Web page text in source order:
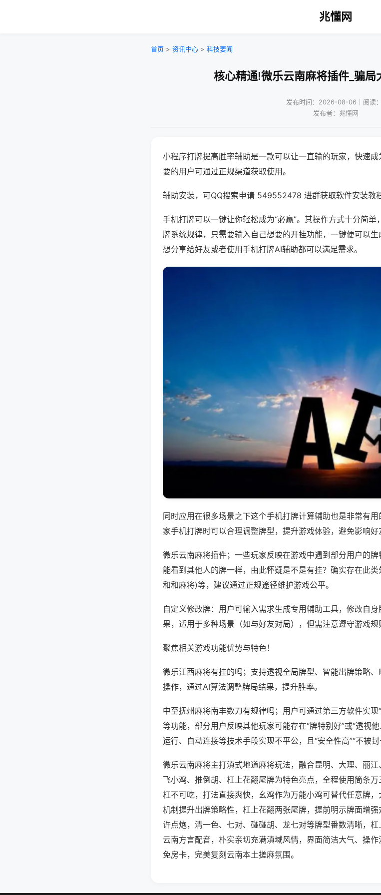
兆懂网
首页 > 资讯中心 > 科技要闻
核心精通!微乐云南麻将插件_骗局
发布时间：2026-08-06｜阅读
发布者：兆懂网
小程序打牌提高胜率辅助是一款可以让一直输的玩家，快速
要的用户可通过正规渠道获取使用。
辅助安装，可QQ搜索申请 549552478 进群获取软件安装教
手机打牌可以一键让你轻松成为“必赢”。其操作方式十分简
牌系统规律，只需要输入自己想要的开挂功能，一键便可以
想分享给好友或者使用手机打牌AI辅助都可以满足需求。
同时应用在很多场景之下这个手机打牌计算辅助也是非常有
家手机打牌时可以合理调整牌型，提升游戏体验，避免影响好
微乐云南麻将插件；一些玩家反映在游戏中遇到部分用户的
能看到其他人的牌一样，由此怀疑是不是有挂？确实存在此
和和麻将)等，建议通过正规途径维护游戏公平。
自定义修改牌：用户可输入需求生成专用辅助工具，修改自
果，适用于多种场景（如与好友对局），但需注意遵守游戏规
聚焦相关游戏功能优势与特色！
微乐江西麻将有挂的吗；支持透视全局牌型、智能出牌策略
操作，通过AI算法调整牌局结果，提升胜率。
中至抚州麻将南丰数刀有规律吗；用户可通过第三方软件实现
等功能，部分用户反映其他玩家可能存在“牌特别好”或“透视
运行、自动连接等技术手段实现不平公，且“安全性高”“不被封
微乐云南麻将主打滇式地道麻将玩法，融合昆明、大理、丽
飞小鸡、推倒胡、杠上花翻尾牌为特色亮点，全程使用筒条
杠不可吃，打法直接爽快，幺鸡作为万能小鸡可替代任意牌
机制提升出牌策略性，杠上花翻两张尾牌，提前明示牌面增
许点炮，清一色、七对、碰碰胡、龙七对等牌型番数清晰，
云南方言配音，朴实亲切充满滇域风情，界面简洁大气、操
免房卡，完美复刻云南本土搓麻氛围。